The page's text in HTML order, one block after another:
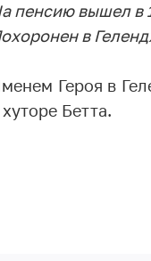
пенсию вышел в
в
Героя в
хуторе Бетта.